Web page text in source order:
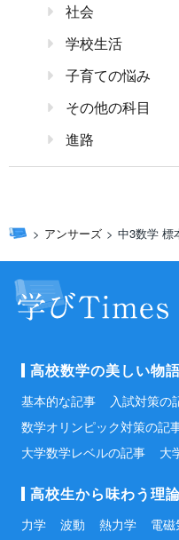
社会
学校生活
子育ての悩み
その他の科目
進路
アンサーズ 中3数学 標
高校数学の美しい物
基本的な記事 入試対策の
数学オリンピック対策の記
大学数学レベルの記事
大
高校生から味わう理
力学 波動 熱力学 電